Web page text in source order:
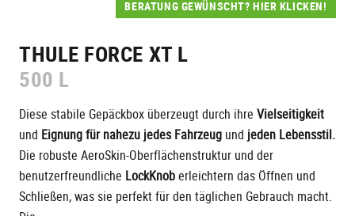
BERATUNG GEWÜNSCHT? HIER KLICKEN!
THULE FORCE XT L
500 L
Diese stabile Gepäckbox überzeugt durch ihre Vielseitigkeit
und Eignung für nahezu jedes Fahrzeug und jeden Lebensstil.
Die robuste AeroSkin-Oberflächenstruktur und der
benutzerfreundliche LockKnob erleichtern das Öffnen und
Schließen, was sie perfekt für den täglichen Gebrauch macht.